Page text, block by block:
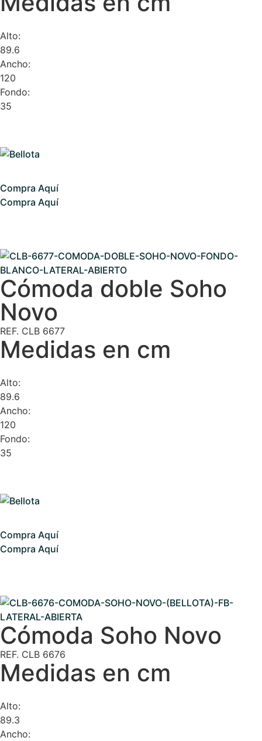
Alto:
89.6
Ancho:
120
Fondo:
35
Compra Aquí
Compra Aquí
Cómoda doble Soho
Novo
REF. CLB 6677
Medidas en cm
Alto:
89.6
Ancho:
120
Fondo:
35
Compra Aquí
Compra Aquí
Cómoda Soho Novo
REF. CLB 6676
Medidas en cm
Alto:
89.3
Ancho: